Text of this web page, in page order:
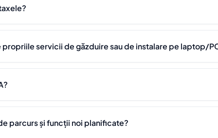
propriile servicii de găzduire sau de instalare pe laptop/
parcurs și funcții noi planificate?